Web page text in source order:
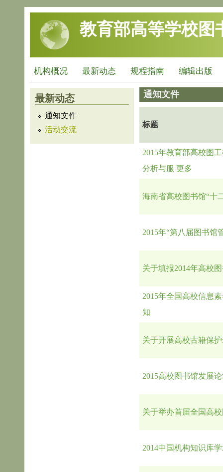
跳转到主要内容
教育部高等学校图
机构概况 最新动态 规程指南 编辑出版
最新动态
通知文件
活动交流
通知文件
标题
2015年教育部高校图
分析与服 更多
海南省高校图书馆“十
2015年“第八届图书馆
关于填报2014年高校
2015年全国高校信息
知
关于开展高校古籍保
2015高校图书馆发展
关于举办首届全国高
2014中国机构知识库